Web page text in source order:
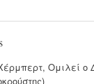
Ομιλεί ο